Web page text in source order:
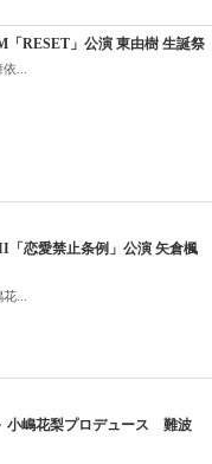
「RESET」公演 東由樹 生誕祭
...
「恋愛禁止条例」公演 矢倉楓
...
小嶋花梨プロデュース 難波